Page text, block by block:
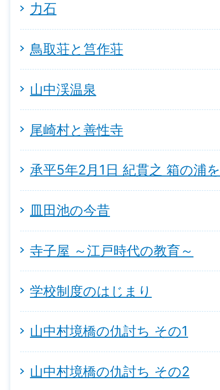
力石
鳥取荘と筥作荘
山中渓温泉
尾崎村と善性寺
承平5年2月1日 紀貫之 箱の浦
皿田池の今昔
寺子屋 ～江戸時代の教育～
学校制度のはじまり
山中村境橋の仇討ち その1
山中村境橋の仇討ち その2